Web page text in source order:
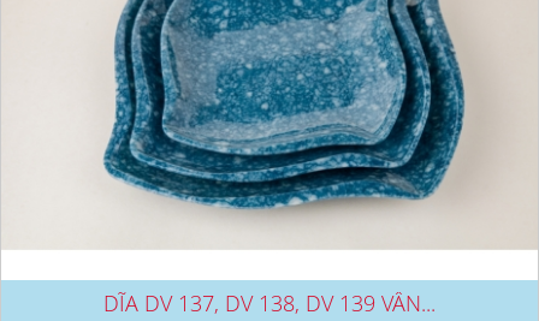
DĨA DV 137, DV 138, DV 139 VÂN...